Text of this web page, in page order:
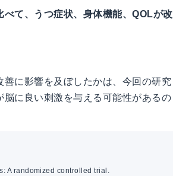
て、うつ症状、身体機能、QOLが改
善に影響を及ぼしたかは、今回の研究
に良い刺激を与える可能性があるの
A randomized controlled trial.